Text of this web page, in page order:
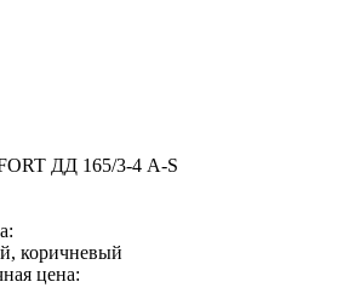
ДД 165/3-4 A-S
коричневый
цена: